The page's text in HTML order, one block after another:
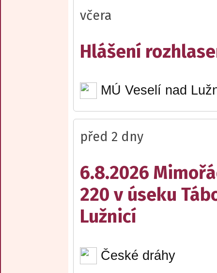
včera
Hlášení
MÚ Veselí nad
před 2 dny
6.8.2026
220 v úseku
Lužnicí
České dráhy